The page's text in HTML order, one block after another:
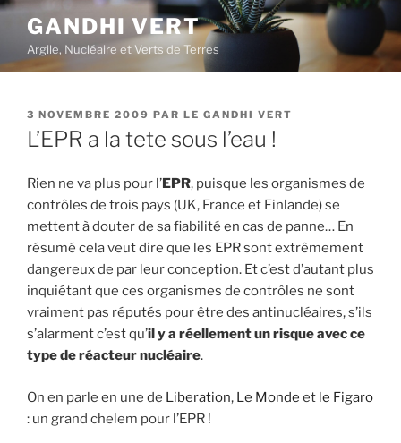
Aller
contenu
principal
GANDHI VERT
Argile, Nucléaire et Verts de Terres
PUBLIÉ
LE
3 NOVEMBRE 2009 PAR LE GANDHI VERT
L’EPR a la tete sous l’eau !
Rien ne va plus pour l’EPR, puisque les organismes de
contrôles de trois pays (UK, France et Finlande) se
mettent à douter de sa fiabilité en cas de panne… En
résumé cela veut dire que les EPR sont extrêmement
dangereux de par leur conception. Et c’est d’autant plus
inquiétant que ces organismes de contrôles ne sont
vraiment pas réputés pour être des antinucléaires, s’ils
s’alarment c’est qu’il y a réellement un risque avec ce
type de réacteur nucléaire.
On en parle en une de Liberation, Le Monde et le Figaro
: un grand chelem pour l’EPR !